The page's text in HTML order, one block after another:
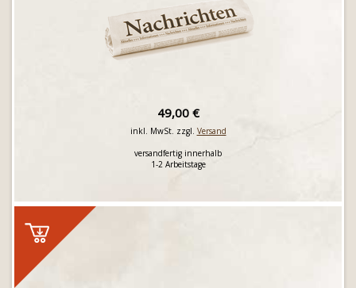
49,00 €
inkl. MwSt. zzgl. Versand
versandfertig innerhalb
1-2 Arbeitstage